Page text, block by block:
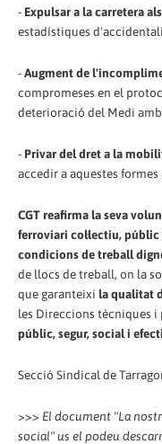
- Expulsar a la carretera
estadístiques
-Augment de
compromeses en el
deterioració del Medi
- Privar del dret a la
accedir a aquestes
CGT reafirma la seva
ferroviari col·lectiu, públic
condicions de treball
de llocs de treball, on la
que garanteixi la qualitat
les Direccions tècniques
públic, segur, social i
Secció Sindical de
>>> El document "La
social" us el podeu